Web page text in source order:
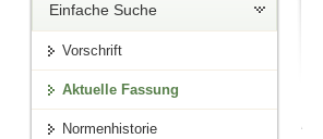
Einfache Suche
Vorschrift
Aktuelle Fassung
Normenhistorie